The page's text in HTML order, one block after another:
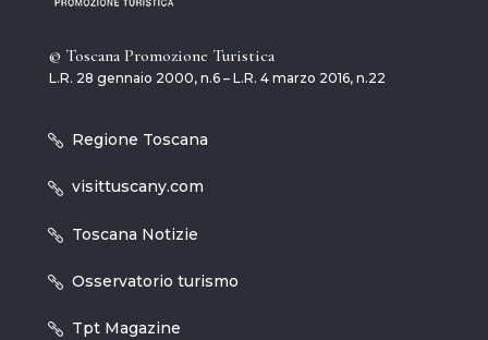
© Toscana Promozione Turistica
L.R. 28 gennaio 2000, n.6 – L.R. 4 marzo 2016, n.22
Regione Toscana
visittuscany.com
Toscana Notizie
Osservatorio turismo
Tpt Magazine